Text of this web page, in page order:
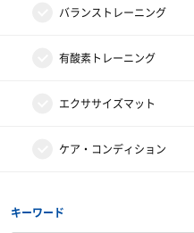
トレーニングジャージ
スウェット
ウィンドブレーカー・ピステ
コート
シューレース
タオル
リストバンド・ヘアバンド
その他
バランストレーニング
有酸素トレーニング
エクササイズマット
ケア・コンディション
キーワード